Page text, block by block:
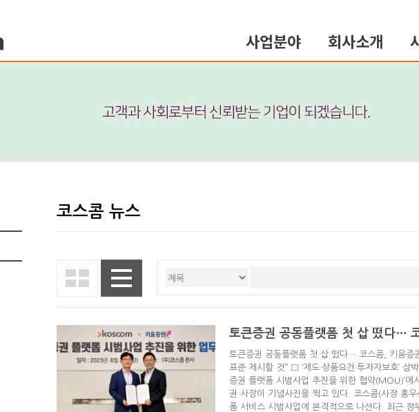
사업분야 회사소개
코스콤 뉴스
토큰증권 공동플랫폼 첫 삽 떴다…
토큰증권 공동플랫폼 첫 삽 떴다… 코스콤, 키움
표준 제시할 것” □ ‘제도·상품요건·투자자보호’
증권 플랫폼 시범사업 추진을 위한 협약(MOU)’
권 사장이 기념사진을 찍고 있다. 코스콤(사장 홍
폼 서비스 시범사업에 본격적으로 나선다. 최근 정